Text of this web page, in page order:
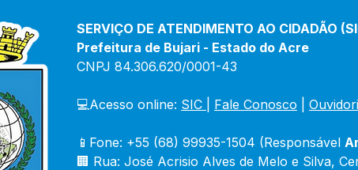
SERVIÇO DE ATENDIMENTO AO CIDADÃO
Prefeitura de Bujari - Estado do Acre
CNPJ 84.306.620/0001-43
💻Acesso online: SIC Fale Conosco
📱Fone: +55 (68) 99935-1504 (Responsável
🏢 Rua: José Acrisio Alves de Melo e Silva,